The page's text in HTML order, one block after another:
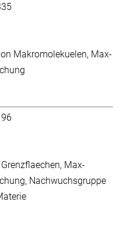
Makromolekuelen Max-
Max-
Nachwuchsgruppe